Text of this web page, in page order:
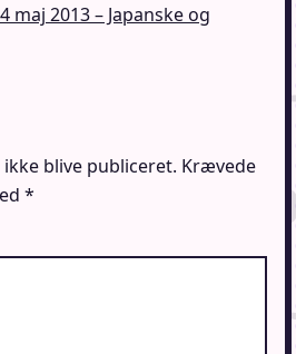
maj 2013 – Japanske og
blive publiceret. Krævede
*